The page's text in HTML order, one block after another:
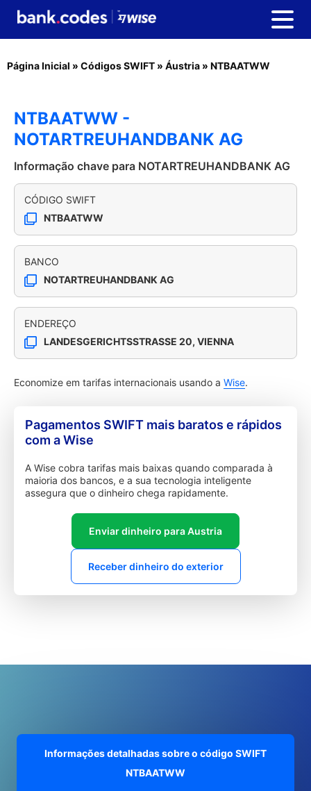
Página Inicial » Códigos SWIFT » Áustria » NTBAATWW
NTBAATWW -
NOTARTREUHANDBANK AG
Informação chave para NOTARTREUHANDBANK AG
CÓDIGO SWIFT
NTBAATWW
BANCO
NOTARTREUHANDBANK AG
ENDEREÇO
LANDESGERICHTSSTRASSE 20, VIENNA
Economize em tarifas internacionais usando a Wise.
Pagamentos SWIFT mais baratos e rápidos
com a Wise
A Wise cobra tarifas mais baixas quando comparada à
maioria dos bancos, e a sua tecnologia inteligente
assegura que o dinheiro chega rapidamente.
Enviar dinheiro para Austria
Receber dinheiro do exterior
Informações detalhadas sobre o código SWIFT
NTBAATWW